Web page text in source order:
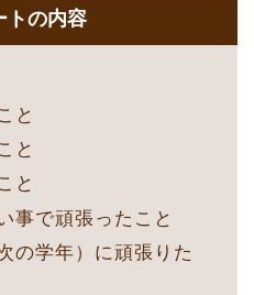
トの内容
と
と
と
事で頑張ったこと
の学年）に頑張りた